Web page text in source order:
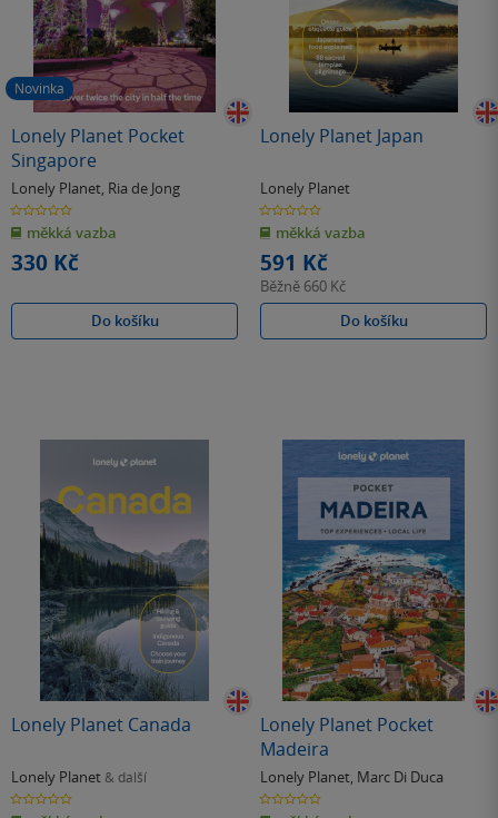
Novinka
Lonely Planet Pocket
Singapore
Lonely Planet, Ria de Jong
0.0
z
5
hvězdiček
měkká vazba
330 Kč
Do košíku
Lonely Planet Japan
Lonely Planet
0.0
z
5
hvězdiček
měkká vazba
591 Kč
Běžně 660 Kč
Do košíku
Lonely Planet Canada
Lonely Planet & další
0.0
z
Lonely Planet Pocket
Madeira
Lonely Planet, Marc Di Duca
0.0
z